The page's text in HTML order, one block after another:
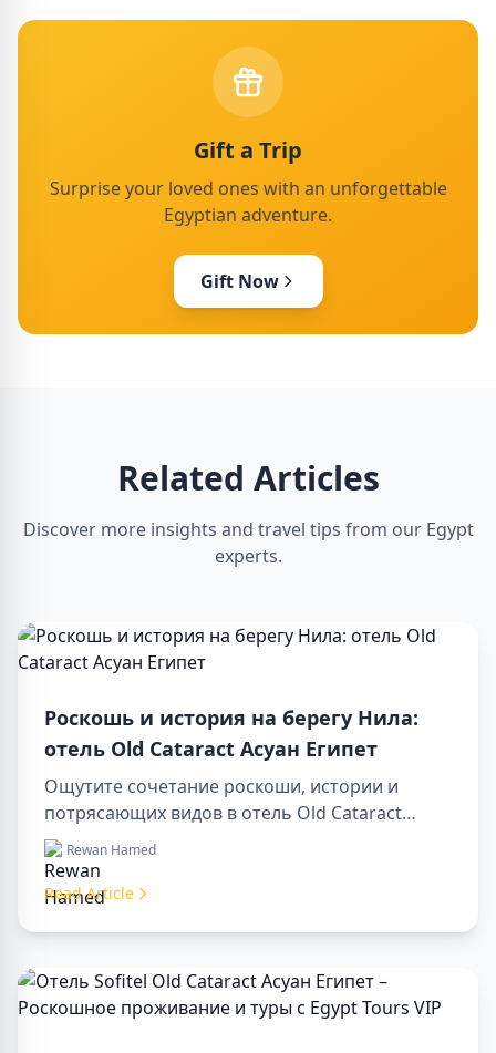
Gift a Trip
Surprise your loved ones with an unforgettable
Egyptian adventure.
Gift Now
Related Articles
Discover more insights and travel tips from our Egypt
experts.
Роскошь и история на берегу Нила:
отель Old Cataract Асуан Египет
Ощутите сочетание роскоши, истории и
потрясающих видов в отель Old Cataract
Асуан Египет. Исследуйте незабываемые day
tours in luxor egypt и отправьтесь в памятный
day trip to aswan from luxor.
Rewan Hamed
Read Article